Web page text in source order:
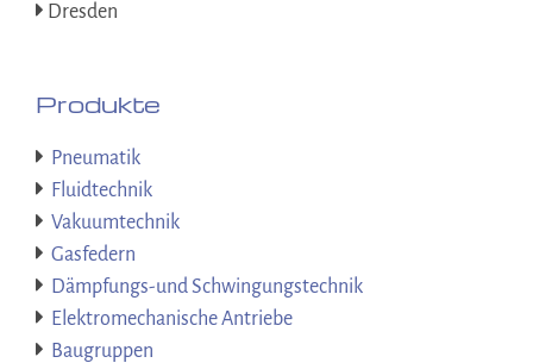
Dresden
Produkte
Pneumatik
Fluidtechnik
Vakuumtechnik
Gasfedern
Dämpfungs-und Schwingungstechnik
Elektromechanische Antriebe
Baugruppen